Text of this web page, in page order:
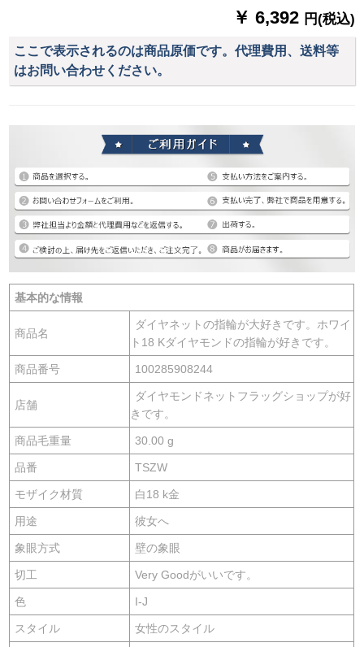
￥ 6,392 円(税込)
ここで表示されるのは商品原価です。代理費用、送料等
はお問い合わせください。
基本的な情報
商品名
ダイヤネットの指輪が大好きです。ホワイ
ト18 Kダイヤモンドの指輪が好きです。
商品番号 100285908244
店舗
ダイヤモンドネットフラッグショップが好
きです。
商品毛重量 30.00 g
品番 TSZW
モザイク材質 白18 k金
用途 彼女へ
象眼方式 壁の象眼
切工 Very Goodがいいです。
色 I-J
スタイル 女性のスタイル